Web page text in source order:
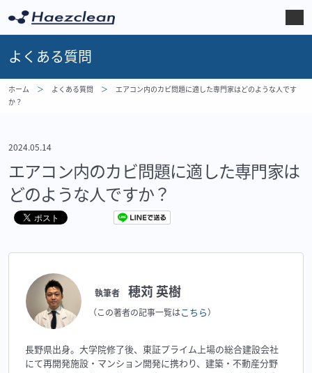
よくある質問
ホーム よくある質問
エアコン内のカビ問題に適した専門家はどのような人です
か？
2024.05.14
エアコン内のカビ問題に適した専門家は
どのような人ですか？
執筆者 穂苅 英樹
（この著者の記事一覧はこちら）
長野県出身。大学院修了後、東証プライム上場の総合建設会社
にて再開発施設・マンション開発に携わり、建築・不動産分野